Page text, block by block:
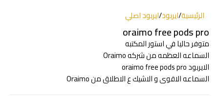
الرئيسية/ايربود/ايربود اصلي
oraimo free pods pro
متوفر حاليا في استور المكتبه
السماعه العظمه من شركه Oraimo
الايربود oraimo free pods pro
السماعه الاقوى و الاشيك ع الاطلاق من Oraimo